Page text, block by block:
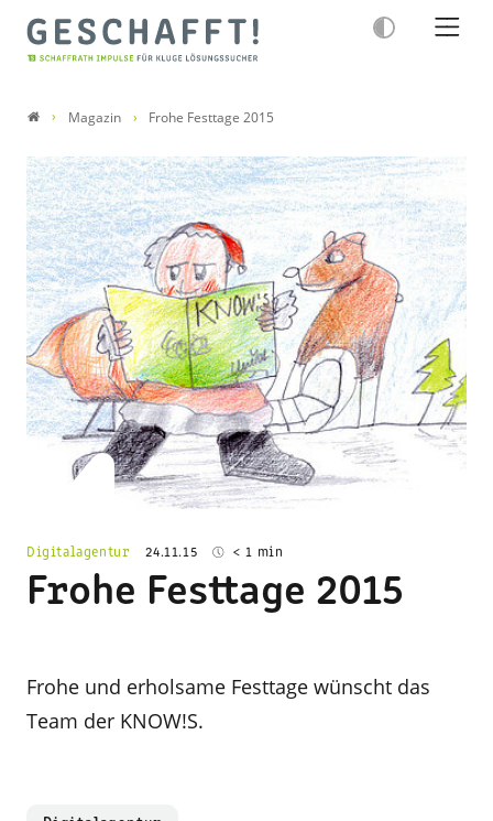
Magazin Frohe Festtage 2015
Digitalagentur 24.11.15 < 1 min
Frohe Festtage 2015
Frohe und erholsame Festtage wünscht das
Team der KNOW!S.